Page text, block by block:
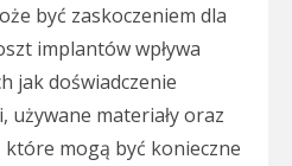
być zaskoczeniem dla
implantów wpływa
jak doświadczenie
używane materiały oraz
mogą być konieczne